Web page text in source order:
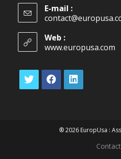
E-mail :
Web :
www.europusa.com
® 2026 EuropUsa :
Contact